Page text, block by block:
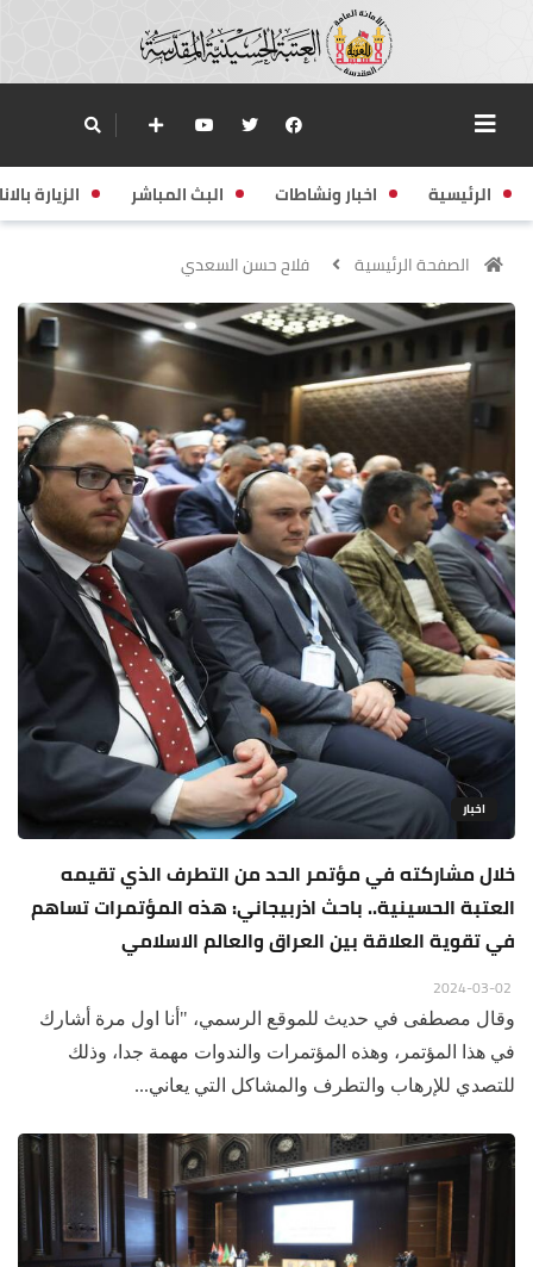
الرئيسية اخبار ونشاطات البث المباشر الزيارة
الصفحة الرئيسية فلاح حسن السعدي
اخبار
خلال مشاركته في مؤتمر الحد من التطرف الذي تقيمه
العتبة الحسينية.. باحث اذربيجاني: هذه المؤتمرات تساهم
في تقوية العلاقة بين العراق والعالم الاسلامي
وقال مصطفى في حديث للموقع الرسمي، "أنا اول مرة أشارك
في هذا المؤتمر، وهذه المؤتمرات والندوات مهمة جدا، وذلك
للتصدي للإرهاب والتطرف والمشاكل التي يعاني...